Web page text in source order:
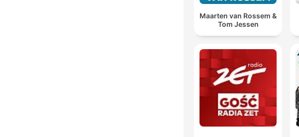
Maarten van Rossem &
Tom Jessen